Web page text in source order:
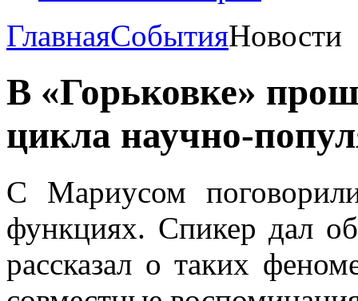
ГлавнаяСобытияНовости
В «Горьковке»
цикла научно-
С Мариусом
функциях. Спикер дал
рассказал о таких